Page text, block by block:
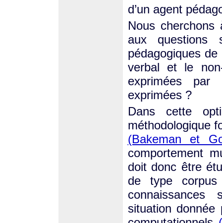
d’un agent
Nous
aux questions
pédagogiques
verbal et le
exprimées par
exprimées ?
Dans cette
méthodologique
(Bakeman et
comportement
doit donc être
de type
situation donnée